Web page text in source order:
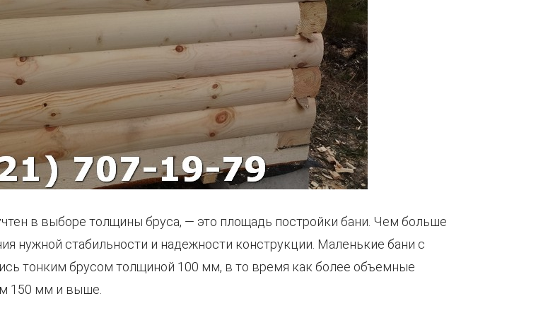
в выборе толщины бруса, — это площадь постройки бани. Чем больше
нужной стабильности и надежности конструкции. Маленькие бани с
тонким брусом толщиной 100 мм, в то время как более объемные
150 мм и выше.